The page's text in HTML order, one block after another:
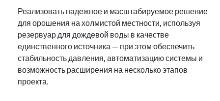
Реализовать надежное и масштабируемое решение
для орошения на холмистой местности, используя
резервуар для дождевой воды в качестве
единственного источника — при этом обеспечить
стабильность давления, автоматизацию системы и
возможность расширения на несколько этапов
проекта.